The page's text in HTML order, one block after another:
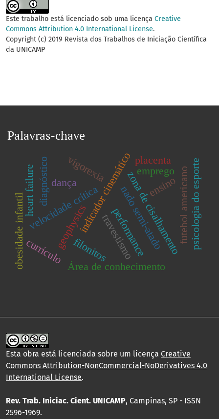
Este trabalho está licenciado sob uma licença Creative
Commons Attribution 4.0 International License.
Copyright (c) 2019 Revista dos Trabalhos de Iniciação Científica
da UNICAMP
Palavras-chave
zona de cisalhamento
indicador cinemático
filonitos
dança ensino
Área de conhecimento
nado semi-atado
velocidade crítica performance futebol americano
diagnóstico
geophysics travestismo
currículo
obesidade infantil
emprego
vigorexia psicologia do esporte
heart failure
placenta
Esta obra está licenciada sobre um licença Creative
Commons Attribution-NonCommercial-NoDerivatives 4.0
International License.
Rev. Trab. Iniciac. Cient. UNICAMP, Campinas, SP - ISSN
2596-1969.